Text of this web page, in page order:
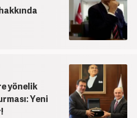
yönelik
Yeni